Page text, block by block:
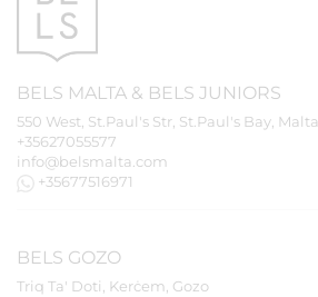
BELS MALTA & BELS JUNIORS
550 West, St.Paul's Str, St.Paul's Bay, Malta
+35627055577
info@belsmalta.com
+35677516971
BELS GOZO
Triq Ta' Doti, Kerċem, Gozo